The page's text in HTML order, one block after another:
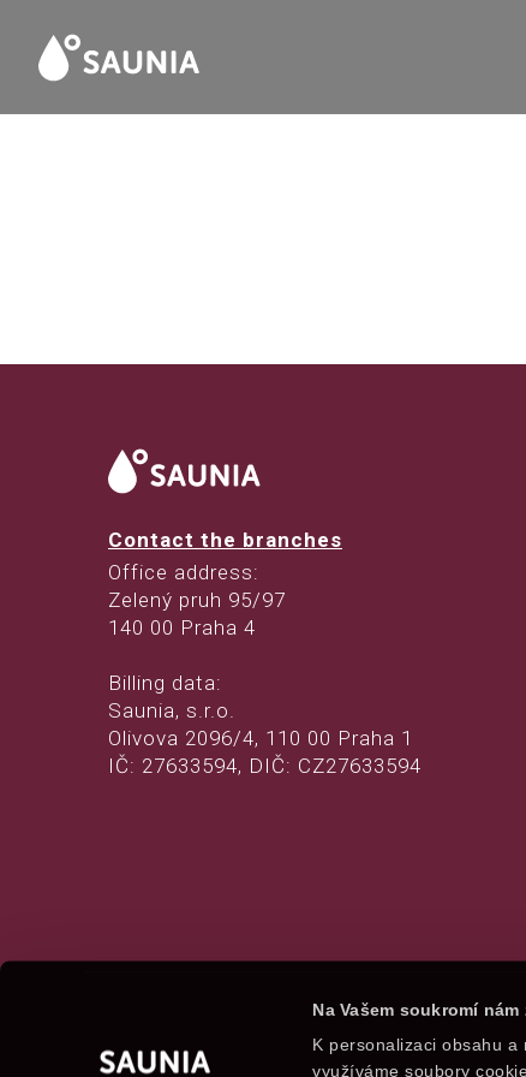
Na Vašem soukromí nám
K personalizaci obsahu
využíváme soubory
Contact the branches
Office address:
Zelený pruh 95/97
140 00 Praha 4
Billing data:
Saunia, s.r.o.
Olivova 2096/4, 110 00 Praha 1
IČ: 27633594, DIČ: CZ27633594